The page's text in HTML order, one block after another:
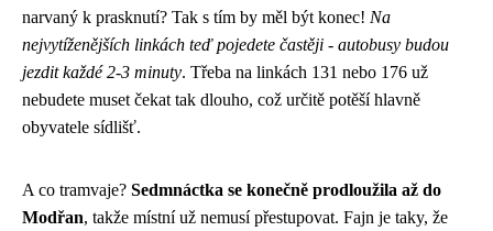
narvaný k prasknutí? Tak s tím by měl být konec! Na
nejvytíženějších linkách teď pojedete častěji - autobusy budou
jezdit každé 2-3 minuty. Třeba na linkách 131 nebo 176 už
nebudete muset čekat tak dlouho, což určitě potěší hlavně
obyvatele sídlišť.
A co tramvaje? Sedmnáctka se konečně prodloužila až do
Modřan, takže místní už nemusí přestupovat. Fajn je taky, že